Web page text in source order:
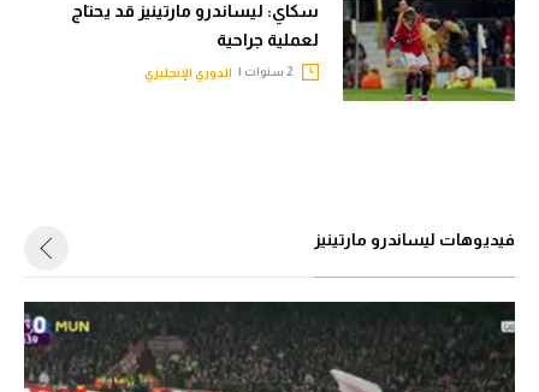
سكاي: ليساندرو مارتينيز قد يحتاج
لعملية جراحية
الدوري الإنجليزي
فيديوهات ليساندرو مارتينيز